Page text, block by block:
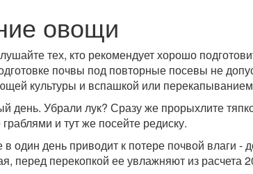
овощи
тех, кто рекомендует хорошо
почвы под повторные посевы не
культуры и вспашкой или
день. Убрали лук? Сразу же прорыхлите
и тут же посейте редиску.
один день приводит к потере почвой влаги -
перед перекопкой ее увлажняют из расчета